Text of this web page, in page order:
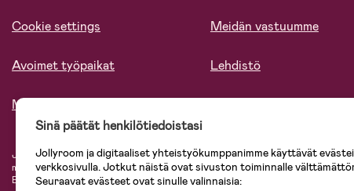
Cookie settings
Avoimet työpaikat
Meistä
Meidän vastuumme
Lehdistö
Jollyroomin laajasta valikoimasta tilaat kaiken tarvittavan lapsiperheelle
mielin. Jollyroomilta saat lastenvaunut, turvaistuimet, vaatteet vauvoille ja
Baby Jogger, BabyBjörn, Didriksons, KidKraft, Ergobaby, Philips Avent,
Sinä päätät henkilötiedoistasi
Jollyroom ja digitaaliset yhteistyökumppanimme käyttävät
verkkosivulla. Jotkut näistä ovat sivuston toiminnalle
Seuraavat evästeet ovat sinulle valinnaisia: